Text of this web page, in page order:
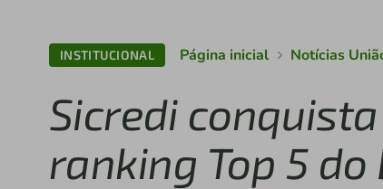
INSTITUCIONAL Página inicial Notícias
Sicredi
ranking Top 5 do